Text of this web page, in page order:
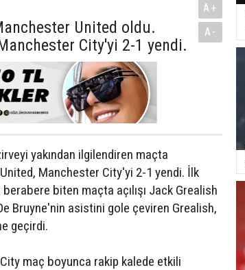
United oldu.
City'yi 2-1 yendi.
A+
A-
yakından ilgilendiren maçta
Manchester City'yi 2-1 yendi. İlk
berabere biten maçta açılışı Jack Grealish
Bruyne'nin asistini gole çeviren Grealish,
geçirdi.
maç boyunca rakip kalede etkili